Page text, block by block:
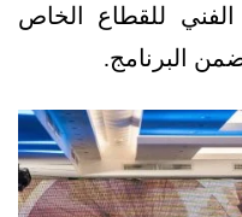
الفني للقطاع الخاص
البرنامج.